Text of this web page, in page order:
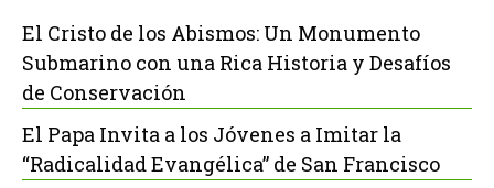
El Cristo de los Abismos: Un Monumento
Submarino con una Rica Historia y Desafíos
de Conservación
El Papa Invita a los Jóvenes a Imitar la
“Radicalidad Evangélica” de San Francisco